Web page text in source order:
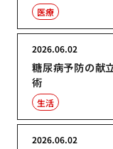
医療
糖尿病予防の献
術
2026.06.02
生活
2026.06.02